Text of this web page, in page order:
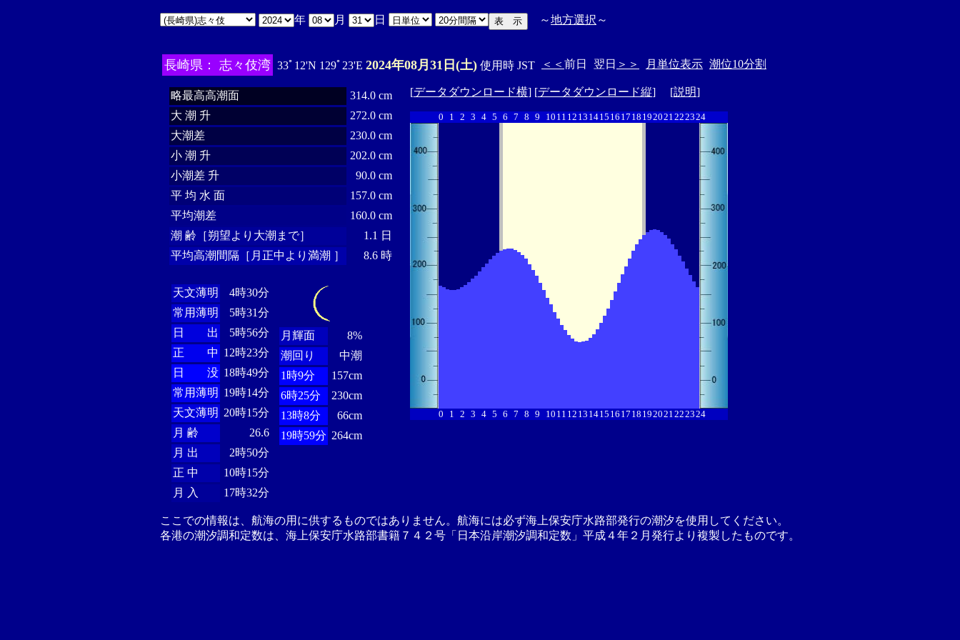
年 月 日 ～地方選択 ～
長崎県： 志々伎湾 33ﾟ12'N 129ﾟ23'E 2024年08月31日(土) 使用時 JST ＜＜ 前日 翌日 ＞＞ 月単位表示 潮位10分割
略最高高潮面
314.0 cm
大 潮 升
272.0 cm
大潮差
230.0 cm
小 潮 升
202.0 cm
小潮差 升
90.0 cm
平 均 水 面
157.0 cm
平均潮差
160.0 cm
潮 齢［朔望より大潮まで］
1.1 日
平均高潮間隔［月正中より満潮 ］
8.6 時
天文薄明
4時30分
常用薄明
5時31分
日 出
5時56分
正 中 12時23分
日 没 18時49分
常用薄明 19時14分
天文薄明 20時15分
月 齢
26.6
月 出
2時50分
正 中
10時15分
月 入
17時32分
月輝面
8%
潮回り
中潮
1時9分
157cm
6時25分
230cm
13時8分
66cm
19時59分 264cm
[データダウンロード横] [データダウンロード縦] [説明]
0 1 2 3 4 5 6 7 8 9 10 11 12 13 1415 16 17 18 192021222324
0 1 2 3 4 5 6 7 8 9 10 11 12 13 1415 16 17 18 192021222324
ここでの情報は、航海の用に供するものではありません。航海には必ず海上保安庁水路部発行の潮汐を使用してください。
各港の潮汐調和定数は、海上保安庁水路部書籍７４２号「日本沿岸潮汐調和定数」平成４年２月発行より複製したものです。